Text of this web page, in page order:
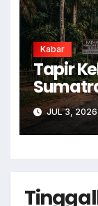
Kabar
Tapir
Warga
JUL 3, 2026